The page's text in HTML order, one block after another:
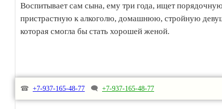
Воспитывает сам сына, ему три года, ищет
пристрастную к алкоголю, домашнюю, стройную
которая смогла бы стать хорошей женой.
☎ +7-937-165-48-77 🗨 +7-937-165-48-77